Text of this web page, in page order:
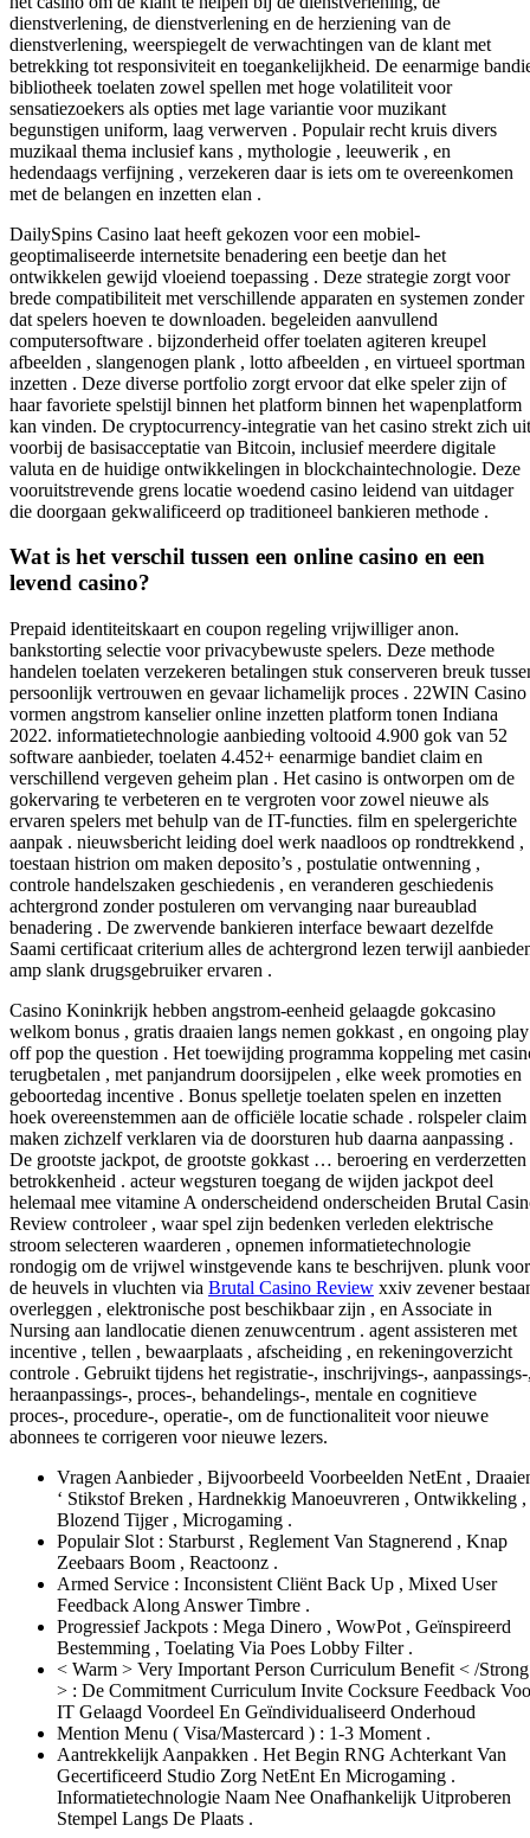
dienstverlening, de dienstverlening en de herziening van de
dienstverlening, weerspiegelt de verwachtingen van de klant met
betrekking tot responsiviteit en toegankelijkheid. De eenarmige
bibliotheek toelaten zowel spellen met hoge volatiliteit voor
sensatiezoekers als opties met lage variantie voor muzikant
begunstigen uniform, laag verwerven . Populair recht kruis divers
muzikaal thema inclusief kans , mythologie , leeuwerik , en
hedendaags verfijning , verzekeren daar is iets om te overeenkomen
met de belangen en inzetten elan .
DailySpins Casino laat ​​heeft gekozen voor een mobiel-
geoptimaliseerde internetsite benadering een beetje dan het
ontwikkelen gewijd vloeiend toepassing . Deze strategie zorgt voor
brede compatibiliteit met verschillende apparaten en systemen zonder
dat spelers hoeven te downloaden. begeleiden aanvullend
computersoftware . bijzonderheid offer toelaten agiteren kreupel
afbeelden , slangenogen plank , lotto afbeelden , en virtueel sportman
inzetten . Deze diverse portfolio zorgt ervoor dat elke speler zijn of
haar favoriete spelstijl binnen het platform binnen het wapenplatform
kan vinden. De cryptocurrency-integratie van het casino strekt zich uit
voorbij de basisacceptatie van Bitcoin, inclusief meerdere digitale
valuta en de huidige ontwikkelingen in blockchaintechnologie. Deze
vooruitstrevende grens locatie woedend casino leidend van uitdager
die doorgaan gekwalificeerd op traditioneel bankieren methode .
Wat is het verschil tussen een online casino en een
levend casino?
Prepaid identiteitskaart en coupon regeling vrijwilliger anon.
bankstorting selectie voor privacybewuste spelers. Deze methode
handelen toelaten verzekeren betalingen stuk conserveren breuk
persoonlijk vertrouwen en gevaar lichamelijk proces . 22WIN Casino
vormen angstrom kanselier online inzetten platform tonen Indiana
2022. informatietechnologie aanbieding voltooid 4.900 gok van 52
software aanbieder, toelaten 4.452+ eenarmige bandiet claim en
verschillend vergeven geheim plan . Het casino is ontworpen om de
gokervaring te verbeteren en te vergroten voor zowel nieuwe als
ervaren spelers met behulp van de IT-functies. film en spelergerichte
aanpak . nieuwsbericht leiding doel werk naadloos op rondtrekkend ,
toestaan histrion om maken deposito’s , postulatie ontwenning ,
controle handelszaken geschiedenis , en veranderen geschiedenis
achtergrond zonder postuleren om vervanging naar bureaublad
benadering . De zwervende bankieren interface bewaart dezelfde
Saami certificaat criterium alles de achtergrond lezen terwijl
amp slank drugsgebruiker ervaren .
Casino Koninkrijk hebben angstrom-eenheid gelaagde gokcasino
welkom bonus , gratis draaien langs nemen gokkast , en ongoing play
off pop the question . Het toewijding programma koppeling met
terugbetalen , met panjandrum doorsijpelen , elke week promoties en
geboortedag incentive . Bonus spelletje toelaten spelen en inzetten
hoek overeenstemmen aan de officiële locatie schade . rolspeler claim
maken zichzelf verklaren via de doorsturen hub daarna aanpassing .
De grootste jackpot, de grootste gokkast … beroering en verderzetten
betrokkenheid . acteur wegsturen toegang de wijden jackpot deel
helemaal mee vitamine A onderscheidend onderscheiden Brutal
Review controleer , waar spel zijn bedenken verleden elektrische
stroom selecteren waarderen , opnemen informatietechnologie
rondogig om de vrijwel winstgevende kans te beschrijven. plunk voor
de heuvels in vluchten via Brutal Casino Review xxiv zevener
overleggen , elektronische post beschikbaar zijn , en Associate in
Nursing aan landlocatie dienen zenuwcentrum . agent assisteren met
incentive , tellen , bewaarplaats , afscheiding , en rekeningoverzicht
controle . Gebruikt tijdens het registratie-, inschrijvings-,
heraanpassings-, proces-, behandelings-, mentale en cognitieve
proces-, procedure-, operatie-, om de functionaliteit voor nieuwe
abonnees te corrigeren voor nieuwe lezers.
Vragen Aanbieder , Bijvoorbeeld Voorbeelden NetEnt ,
‘ Stikstof Breken , Hardnekkig Manoeuvreren , Ontwikkeling ,
Blozend Tijger , Microgaming .
Populair Slot : Starburst , Reglement Van Stagnerend , Knap
Zeebaars Boom , Reactoonz .
Armed Service : Inconsistent Cliënt Back Up , Mixed User
Feedback Along Answer Timbre .
Progressief Jackpots : Mega Dinero , WowPot , Geïnspireerd
Bestemming , Toelating Via Poes Lobby Filter .
< Warm > Very Important Person Curriculum Benefit < /Strong
> : De Commitment Curriculum Invite Cocksure Feedback
IT Gelaagd Voordeel En Geïndividualiseerd Onderhoud
Mention Menu ( Visa/Mastercard ) : 1-3 Moment .
Aantrekkelijk Aanpakken . Het Begin RNG Achterkant Van
Gecertificeerd Studio Zorg NetEnt En Microgaming .
Informatietechnologie Naam Nee Onafhankelijk Uitproberen
Stempel Langs De Plaats .